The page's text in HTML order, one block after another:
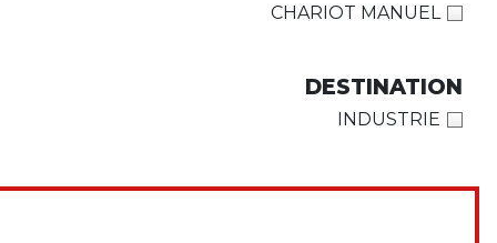
CHARIOT MANUEL
DESTINATION
INDUSTRIE